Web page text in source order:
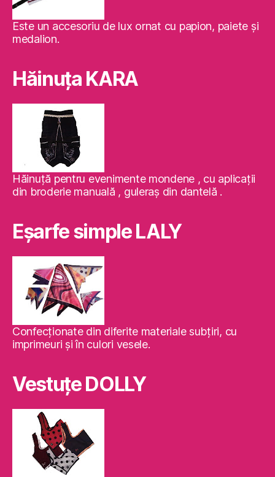
Este un accesoriu de lux ornat cu papion, paiete şi
medalion.
Hăinuţa KARA
Hăinuţă pentru evenimente mondene , cu aplicaţii
din broderie manuală , guleraş din dantelă .
Eşarfe simple LALY
Confecţionate din diferite materiale subţiri, cu
imprimeuri şi în culori vesele.
Vestuţe DOLLY